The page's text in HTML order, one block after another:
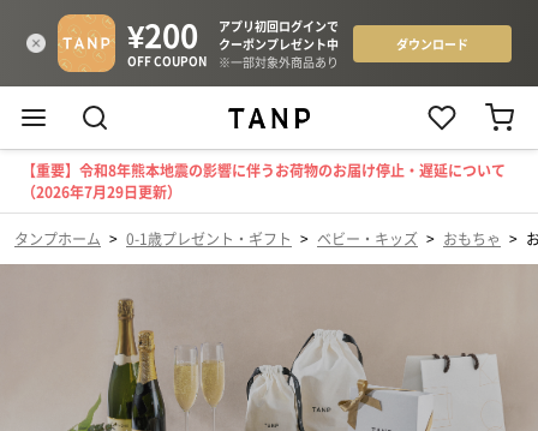
【重要】令和8年熊本地震の影響に伴うお荷物のお届け停止・遅延について
（2026年7月29日更新）
タンプホーム > 0-1歳プレゼント・ギフト > ベビー・キッズ > おもちゃ >